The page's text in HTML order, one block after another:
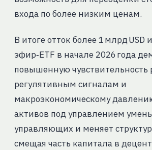
входа по более низким ценам.
В итоге отток более 1 млрд USD
эфир‑ETF в начале 2026 года
повышенную чувствительность
регулятивным сигналам и
макроэкономическому
активов под управлением
управляющих и меняет
смещая часть капитала в